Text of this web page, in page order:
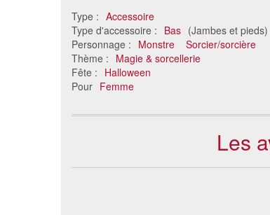
Type : Accessoire
Type d'accessoire : Bas (Jambes et pieds)
Personnage : Monstre
Sorcier/sorcière
Thème : Magie & sorcellerie
Fête : Halloween
Pour Femme
Bas filet noir avec noeud
camouflage
8.74 €
Les